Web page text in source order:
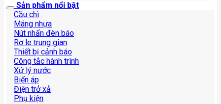
Sản phẩm nổi bật
Cầu chì
Máng nhựa
Nút nhấn đèn báo
Rơ le trung gian
Thiết bị cảnh báo
Công tắc hành trình
Xử lý nước
Biến áp
Điện trở xả
Phụ kiện